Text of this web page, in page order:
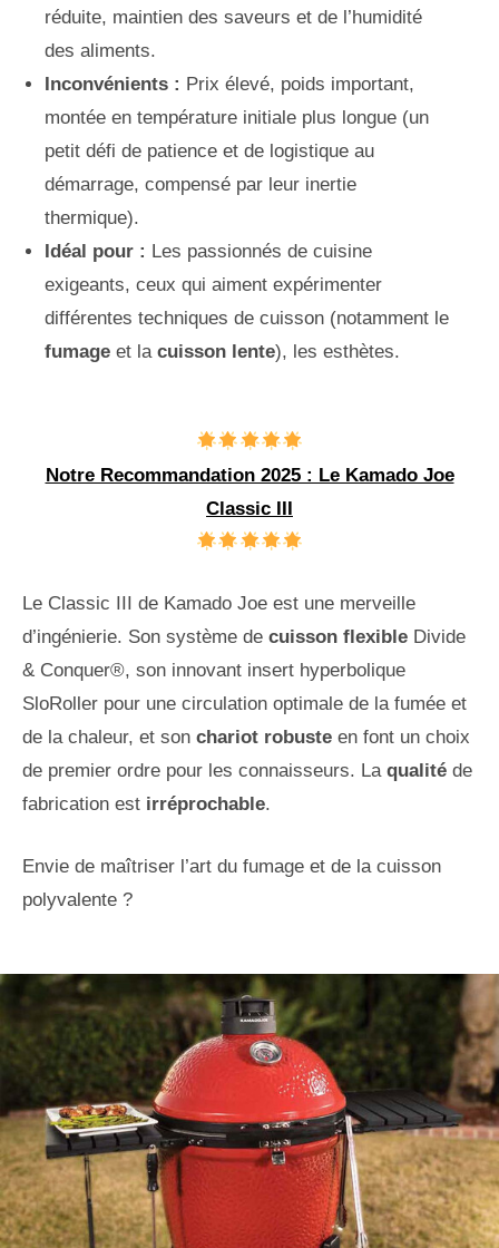
réduite, maintien des saveurs et de l’humidité
des aliments.
Inconvénients : Prix élevé, poids important,
montée en température initiale plus longue (un
petit défi de patience et de logistique au
démarrage, compensé par leur inertie
thermique).
Idéal pour : Les passionnés de cuisine
exigeants, ceux qui aiment expérimenter
différentes techniques de cuisson (notamment le
fumage et la cuisson lente), les esthètes.
Notre Recommandation 2025 : Le Kamado Joe
Classic III
Le Classic III de Kamado Joe est une merveille
d’ingénierie. Son système de cuisson flexible Divide
& Conquer®, son innovant insert hyperbolique
SloRoller pour une circulation optimale de la fumée et
de la chaleur, et son chariot robuste en font un choix
de premier ordre pour les connaisseurs. La qualité de
fabrication est irréprochable.
Envie de maîtriser l’art du fumage et de la cuisson
polyvalente ?